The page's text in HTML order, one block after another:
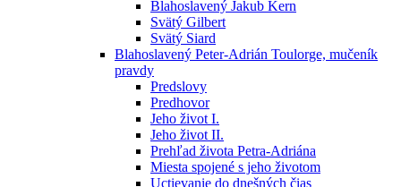
Blahoslavený Jakub Kern
Svätý Gilbert
Svätý Siard
Blahoslavený Peter-Adrián Toulorge, mučeník
pravdy
Predslovy
Predhovor
Jeho život I.
Jeho život II.
Prehľad života Petra-Adriána
Miesta spojené s jeho životom
Uctievanie do dnešných čias